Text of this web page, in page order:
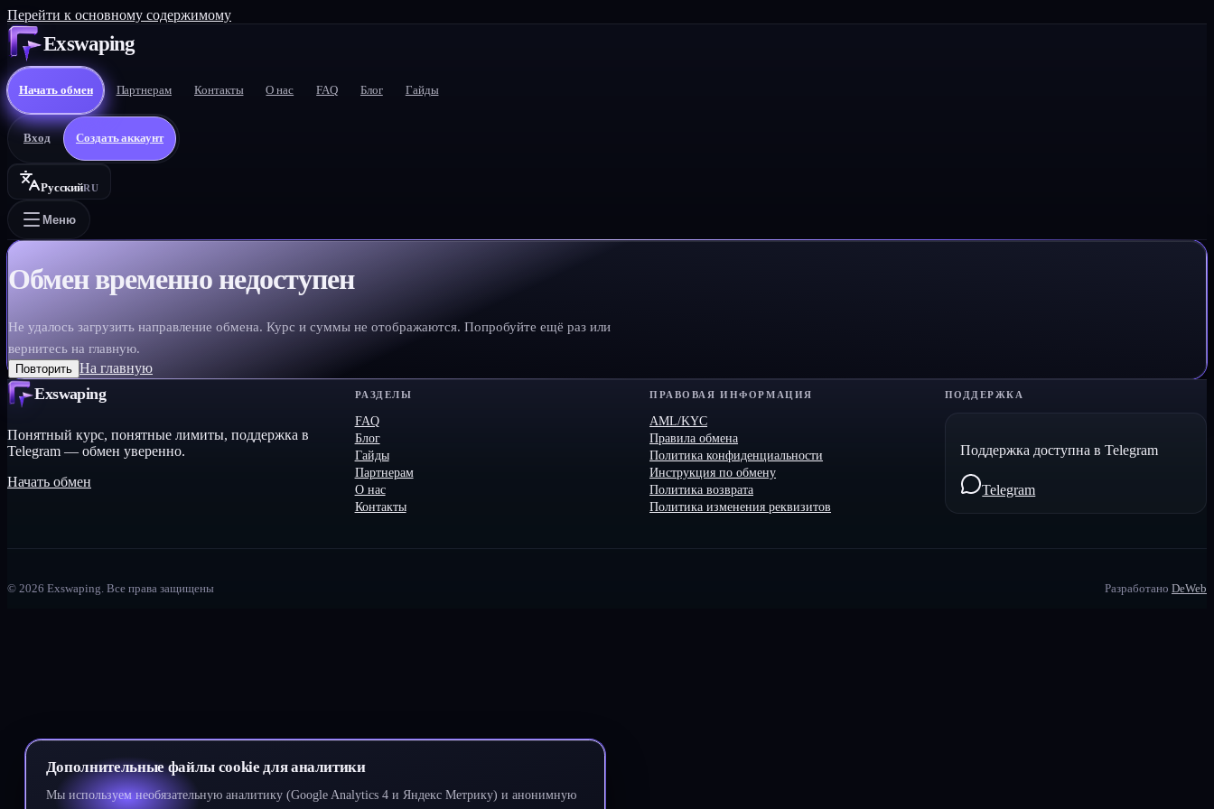
Перейти к основному содержимому
Дополнительные файлы cookie для аналитики
Мы используем необязательную аналитику (Google Analytics 4 и Яндекс Метрику) и анонимную
Exswaping
Начать обмен Партнерам Контакты О нас FAQ Блог Гайды
Вход Создать аккаунт
РусскийRU
Меню
Обмен временно недоступен
Не удалось загрузить направление обмена. Курс и суммы не отображаются. Попробуйте ещё раз или
вернитесь на главную.
Повторить На главную
Exswaping
Понятный курс, понятные лимиты, поддержка в
Telegram — обмен уверенно.
Начать обмен
РАЗДЕЛЫ
FAQ
Блог
Гайды
Партнерам
О нас
Контакты
ПРАВОВАЯ ИНФОРМАЦИЯ
AML/KYC
Правила обмена
Политика конфиденциальности
Инструкция по обмену
Политика возврата
Политика изменения реквизитов
ПОДДЕРЖКА
Поддержка доступна в Telegram
Telegram
© 2026 Exswaping. Все права защищены Разработано DeWeb